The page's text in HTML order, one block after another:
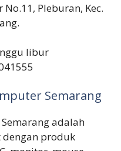
Pleburan, Kec.
libur
Semarang
adalah
produk